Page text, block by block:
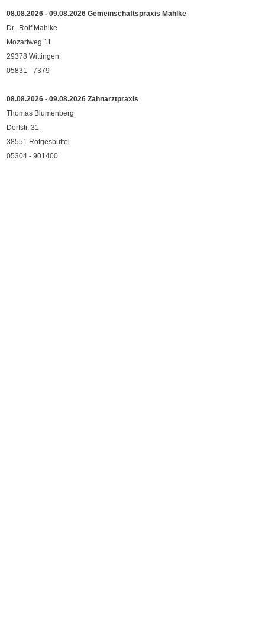
08.08.2026 - 09.08.2026 Gemeinschaftspraxis Mahlke
Dr. Rolf Mahlke
Mozartweg 11
29378 Wittingen
05831 - 7379
08.08.2026 - 09.08.2026 Zahnarztpraxis
Thomas Blumenberg
Dorfstr. 31
38551 Rötgesbüttel
05304 - 901400